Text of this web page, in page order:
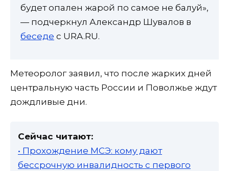
будет опален жарой по самое не балуй»,
— подчеркнул Александр Шувалов в
беседе с URA.RU.
Метеоролог заявил, что после жарких дней
центральную часть России и Поволжье ждут
дождливые дни.
Сейчас читают:
• Прохождение МСЭ: кому дают
бессрочную инвалидность с первого